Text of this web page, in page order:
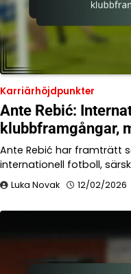
Karriärhöjdpunkter
Ante Rebić:
klubbframgångar,
Ante Rebić har framträtt
internationell fotboll,
Luka Novak 12/02/2026